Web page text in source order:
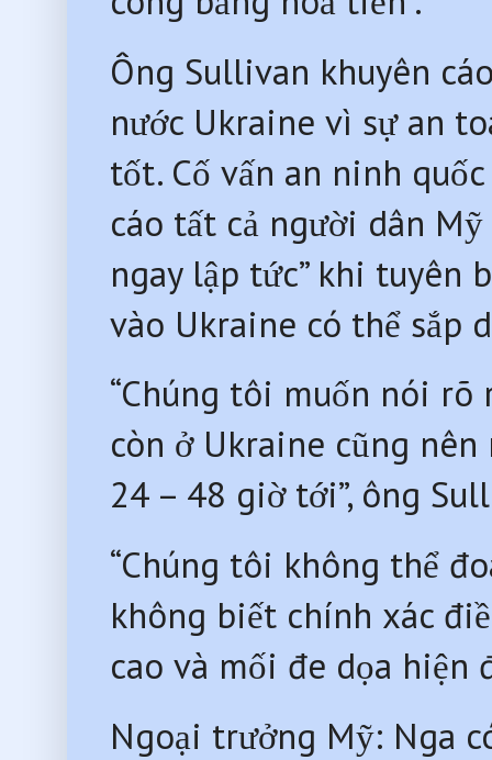
Ông Sullivan khuyên
nước Ukraine vì sự an
tốt. Cố vấn an ninh
cáo tất cả người dân
ngay lập tức” khi tuyên
vào Ukraine có thể sắp
“Chúng tôi muốn nói rõ
còn ở Ukraine cũng
24 – 48 giờ tới”, ông
“Chúng tôi không thể
không biết chính xác
cao và mối đe dọa hiện
Ngoại trưởng Mỹ: Nga